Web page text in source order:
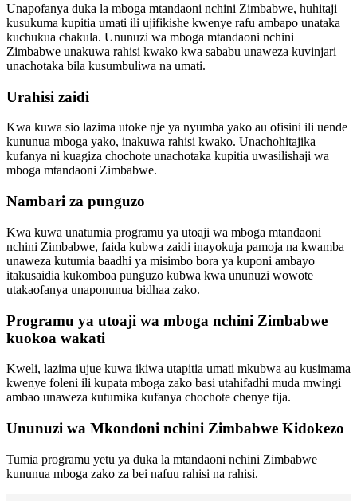
Unapofanya duka la mboga mtandaoni nchini Zimbabwe, huhitaji
kusukuma kupitia umati ili ujifikishe kwenye rafu ambapo unataka
kuchukua chakula. Ununuzi wa mboga mtandaoni nchini
Zimbabwe unakuwa rahisi kwako kwa sababu unaweza kuvinjari
unachotaka bila kusumbuliwa na umati.
Urahisi zaidi
Kwa kuwa sio lazima utoke nje ya nyumba yako au ofisini ili uende
kununua mboga yako, inakuwa rahisi kwako. Unachohitajika
kufanya ni kuagiza chochote unachotaka kupitia uwasilishaji wa
mboga mtandaoni Zimbabwe.
Nambari za punguzo
Kwa kuwa unatumia programu ya utoaji wa mboga mtandaoni
nchini Zimbabwe, faida kubwa zaidi inayokuja pamoja na kwamba
unaweza kutumia baadhi ya misimbo bora ya kuponi ambayo
itakusaidia kukomboa punguzo kubwa kwa ununuzi wowote
utakaofanya unaponunua bidhaa zako.
Programu ya utoaji wa mboga nchini Zimbabwe
kuokoa wakati
Kweli, lazima ujue kuwa ikiwa utapitia umati mkubwa au kusimama
kwenye foleni ili kupata mboga zako basi utahifadhi muda mwingi
ambao unaweza kutumika kufanya chochote chenye tija.
Ununuzi wa Mkondoni nchini Zimbabwe Kidokezo
Tumia programu yetu ya duka la mtandaoni nchini Zimbabwe
kununua mboga zako za bei nafuu rahisi na rahisi.